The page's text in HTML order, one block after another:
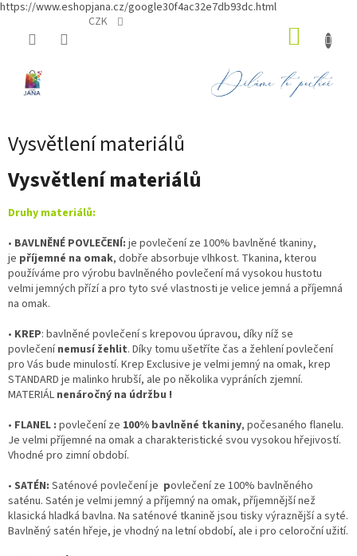
https://www.eshopjana.cz/google30f4ac32e7db93dc.html
CZK
Vysvětlení materiálů
Vysvětlení materiálů
Druhy materiálů:
• BAVLNĚNÉ POVLEČENÍ: je povlečení ze 100% bavlněné tkaniny,
je příjemné na omak, dobře absorbuje vlhkost. Tkanina, kterou
používáme pro výrobu bavlněného povlečení má vysokou hustotu
velmi jemných přízí a pro tyto své vlastnosti je velice jemná a příjemná
na omak.
• KREP: bavlněné povlečení s krepovou úpravou, díky níž se
povlečení nemusí žehlit. Díky tomu ušetříte čas a žehlení povlečení
pro Vás bude minulostí. Krep Exclusive je velmi jemný na omak, krep
STANDARD je malinko hrubší, ale po několika vypráních zjemní.
MATERIÁL nenáročný na údržbu !
• FLANEL : povlečení ze 100% bavlněné tkaniny, počesaného flanelu.
Je velmi příjemné na omak a charakteristické svou vysokou hřejivostí.
Vhodné pro zimní období.
• SATÉN: Saténové povlečení je povlečení ze 100% bavlněného
saténu. Satén je velmi jemný a příjemný na omak, příjemnější než
klasická hladká bavlna. Na saténové tkanině jsou tisky výraznější a syté.
Bavlněný satén hřeje, je vhodný na letní období, ale i pro celoroční užití.